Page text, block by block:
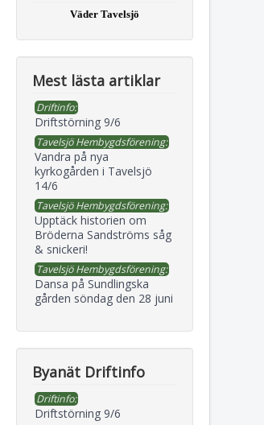
Väder Tavelsjö
Mest lästa artiklar
Driftinfo:
Driftstörning 9/6
Tavelsjö Hembygdsförening:
Vandra på nya
kyrkogården i Tavelsjö
14/6
Tavelsjö Hembygdsförening:
Upptäck historien om
Bröderna Sandströms såg
& snickeri!
Tavelsjö Hembygdsförening:
Dansa på Sundlingska
gården söndag den 28 juni
Byanät Driftinfo
Driftinfo:
Driftstörning 9/6